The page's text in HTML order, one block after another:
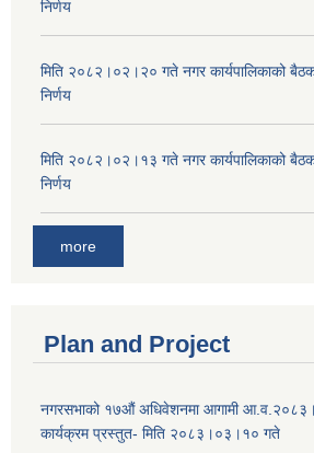
निर्णय
मिति २०८२।०२।२० गते नगर कार्यपालिकाको
निर्णय
मिति २०८२।०२।१३ गते नगर कार्यपालिकाको
निर्णय
more
Plan and Project
नगरसभाको १७औं अधिवेशनमा आगामी
कार्यक्रम प्रस्तुत- मिति २०८३।०३।१० गते